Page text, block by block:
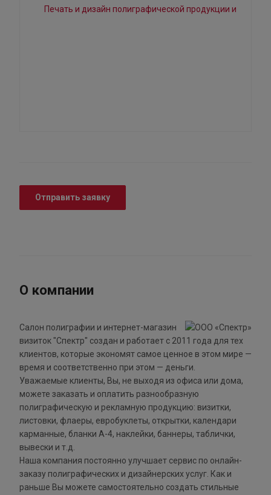
Отправить заявку
О компании
Cалон полиграфии и интернет-магазин
визиток "Спектр" создан и работает с 2011 года для тех
клиентов, которые экономят самое ценное в этом мире —
время и соответственно при этом — деньги.
Уважаемые клиенты, Вы, не выходя из офиса или дома,
можете заказать и оплатить разнообразную
полиграфическую и рекламную продукцию: визитки,
листовки, флаеры, евробуклеты, открытки, календари
карманные, бланки А-4, наклейки, баннеры, таблички,
вывески и т.д.
Наша компания постоянно улучшает сервис по онлайн-
заказу полиграфических и дизайнерских услуг. Как и
раньше Вы можете самостоятельно создать стильные